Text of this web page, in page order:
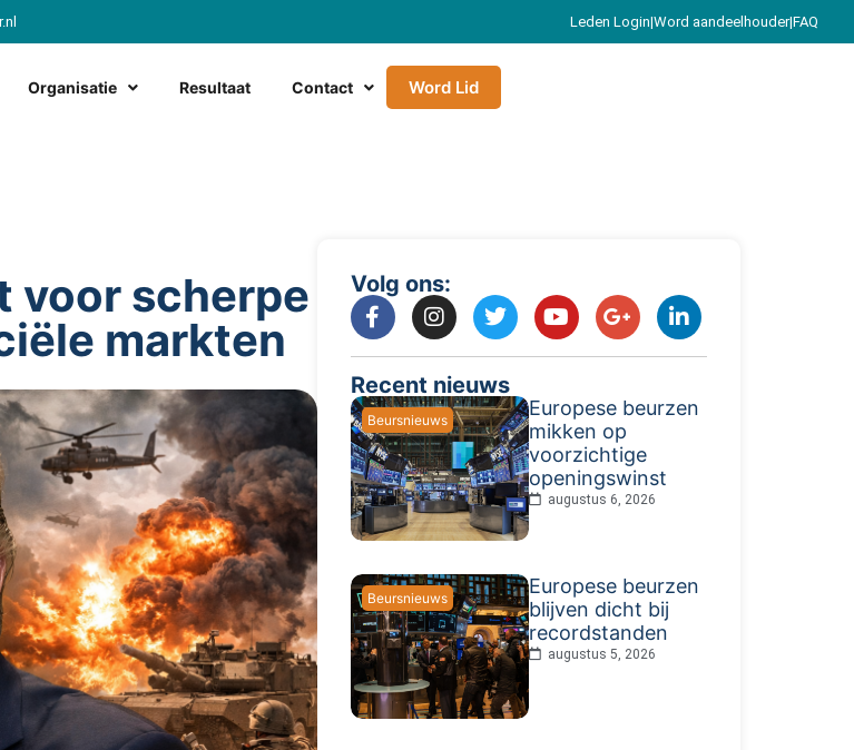
Leden Login|Word aandeelhouder|FAQ
Organisatie Resultaat Contact Word Lid
voor scherpe
markten
Volg ons:
Recent nieuws
Beursnieuws
Europese beurzen
mikken op
voorzichtige
openingswinst
augustus 6, 2026
Beursnieuws
Europese beurzen
blijven dicht bij
recordstanden
augustus 5, 2026